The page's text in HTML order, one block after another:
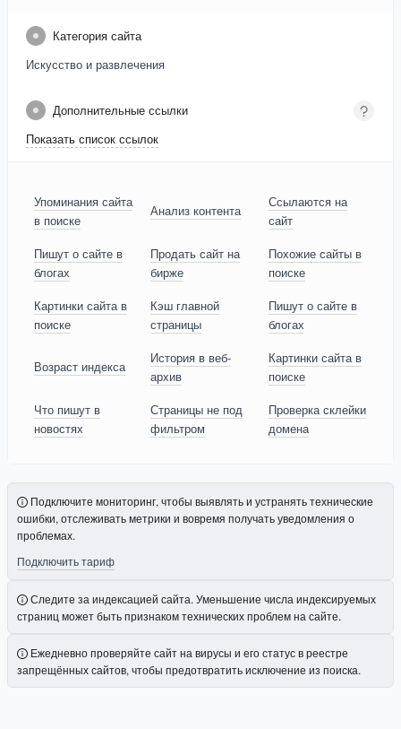
Категория сайта
Искусство и развлечения
Дополнительные ссылки
Показать список ссылок
Упоминания сайта
в поиске
Анализ контента
Ссылаются на
сайт
Пишут о сайте в
блогах
Продать сайт на
бирже
Похожие сайты в
поиске
Картинки сайта в
поиске
Кэш главной
страницы
Пишут о сайте в
блогах
Возраст индекса
История в веб-
архив
Картинки сайта в
поиске
Что пишут в
новостях
Страницы не под
фильтром
Проверка склейки
домена
Подключите мониторинг, чтобы выявлять и устранять технические
ошибки, отслеживать метрики и вовремя получать уведомления о
проблемах.
Подключить тариф
Следите за индексацией сайта. Уменьшение числа индексируемых
страниц может быть признаком технических проблем на сайте.
Ежедневно проверяйте сайт на вирусы и его статус в реестре
запрещённых сайтов, чтобы предотвратить исключение из поиска.